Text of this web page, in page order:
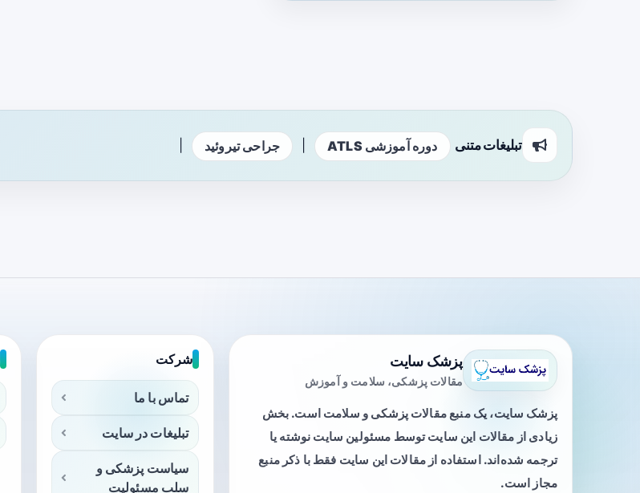
تبلیغات متنی دوره آموزشی ATLS جراحی تیروئید
پزشک سایت
مقالات پزشکی، سلامت و آموزش
پزشک سایت، یک منبع مقالات پزشکی و سلامت است. بخش
زیادی از مقالات این سایت توسط مسئولین سایت نوشته یا
ترجمه شده‌اند. استفاده از مقالات این سایت فقط با ذکر منبع
مجاز است.
شرکت
تماس با ما
تبلیغات در سایت
سیاست پزشکی و
سلب مسئولیت